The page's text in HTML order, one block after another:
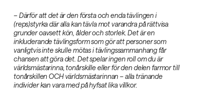
– Därför att det är den första och enda tävlingen i
(reps)styrka där alla kan tävla mot varandra på rättvisa
grunder oavsett kön, ålder och storlek. Det är en
inkluderande tävlingsform som gör att personer som
vanligtvis inte skulle mötas i tävlingssammanhang får
chansen att göra det. Det spelar ingen roll om du är
världsmästarinna, tonårskille eller för den delen farmor till
tonårskillen OCH världsmästarinnan – alla tränande
individer kan vara med på hyfsat lika villkor.